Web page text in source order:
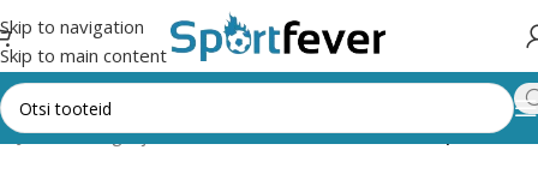
Skip to navigation
Skip to main content
Jõusaali kangid ja lisad Muud tõstevahendid, tõsteplatvorm